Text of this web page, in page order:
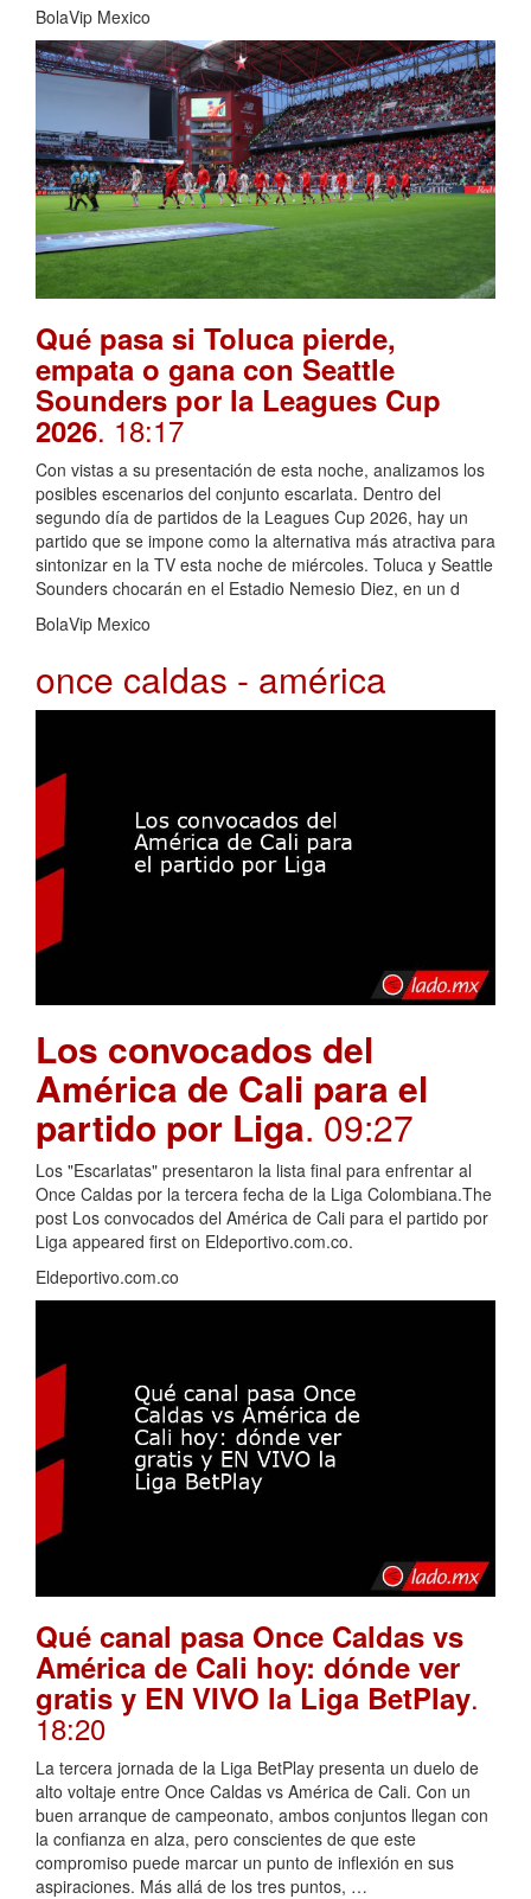
BolaVip Mexico
Qué pasa si Toluca pierde,
empata o gana con Seattle
Sounders por la Leagues Cup
2026. 18:17
Con vistas a su presentación de esta noche, analizamos los
posibles escenarios del conjunto escarlata. Dentro del
segundo día de partidos de la Leagues Cup 2026, hay un
partido que se impone como la alternativa más atractiva para
sintonizar en la TV esta noche de miércoles. Toluca y Seattle
Sounders chocarán en el Estadio Nemesio Diez, en un d
BolaVip Mexico
once caldas - américa
Los convocados del
América de Cali para el
partido por Liga. 09:27
Los "Escarlatas" presentaron la lista final para enfrentar al
Once Caldas por la tercera fecha de la Liga Colombiana.The
post Los convocados del América de Cali para el partido por
Liga appeared first on Eldeportivo.com.co.
Eldeportivo.com.co
Qué canal pasa Once Caldas vs
América de Cali hoy: dónde ver
gratis y EN VIVO la Liga BetPlay.
18:20
La tercera jornada de la Liga BetPlay presenta un duelo de
alto voltaje entre Once Caldas vs América de Cali. Con un
buen arranque de campeonato, ambos conjuntos llegan con
la confianza en alza, pero conscientes de que este
compromiso puede marcar un punto de inflexión en sus
aspiraciones. Más allá de los tres puntos, …